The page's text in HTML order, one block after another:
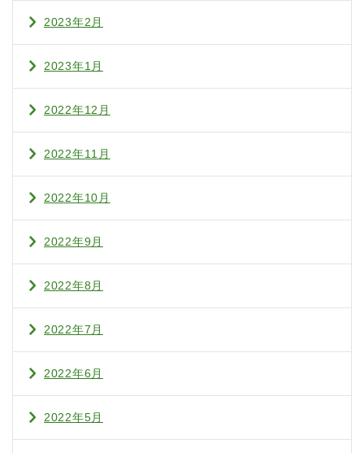
2023年2月
2023年1月
2022年12月
2022年11月
2022年10月
2022年9月
2022年8月
2022年7月
2022年6月
2022年5月